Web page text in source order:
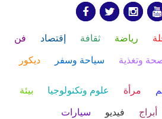
رياضة ثقافة إقتصاد فن
وتغذية سياحة وسفر ديكور
مرأة علوم وتكنولوجيا بيئة
أبراج فيديو سيارات